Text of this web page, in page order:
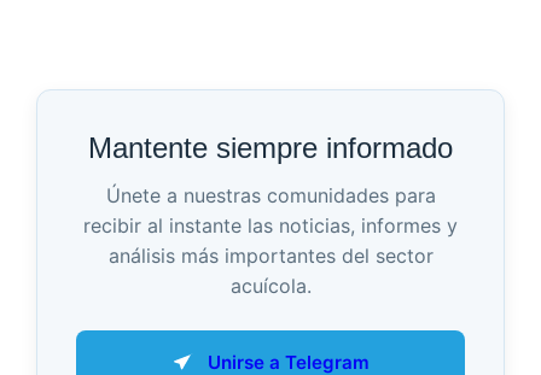
Mantente siempre informado
Únete a nuestras comunidades para
recibir al instante las noticias, informes y
análisis más importantes del sector
acuícola.
Unirse a Telegram